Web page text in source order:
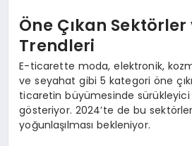
Öne Çıkan
Trendleri
E-ticarette moda, elektronik,
ve seyahat gibi 5 kategori öne
ticaretin büyümesinde
gösteriyor. 2024’te de bu
yoğunlaşılması bekleniyor.